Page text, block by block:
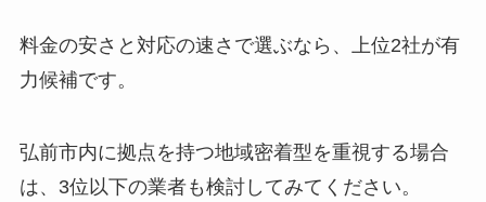
料金の安さと対応の速さで選ぶなら、上位2社が有
力候補です。
弘前市内に拠点を持つ地域密着型を重視する場合
は、3位以下の業者も検討してみてください。